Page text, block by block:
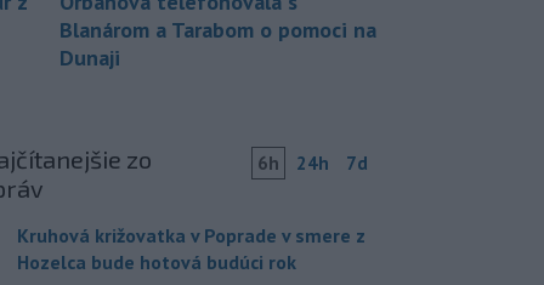
Blanárom a Tarabom o pomoci na
Dunaji
zo
6h 24h 7d
Kruhová križovatka v Poprade v smere z
Hozelca bude hotová budúci rok